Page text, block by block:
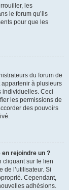
les
le forum qu’ils
pour que les
du forum de
à plusieurs
individuelles. Ceci
les permissions de
des pouvoirs
rejoindre un ?
cliquant sur le lien
de l’utilisateur. Si
Cependant,
adhésions.